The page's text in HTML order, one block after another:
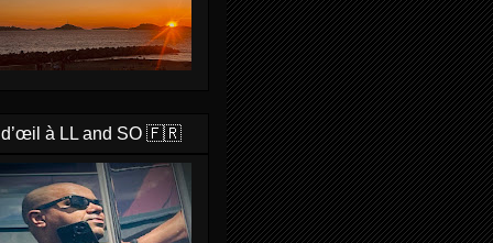
à LL and SO 🇫🇷